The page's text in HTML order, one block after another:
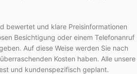
bewertet und klare Preisinformationen
Besichtigung oder einem Telefonanruf
Auf diese Weise werden Sie nach
Kosten haben. Alle unsere
und kundenspezifisch geplant.